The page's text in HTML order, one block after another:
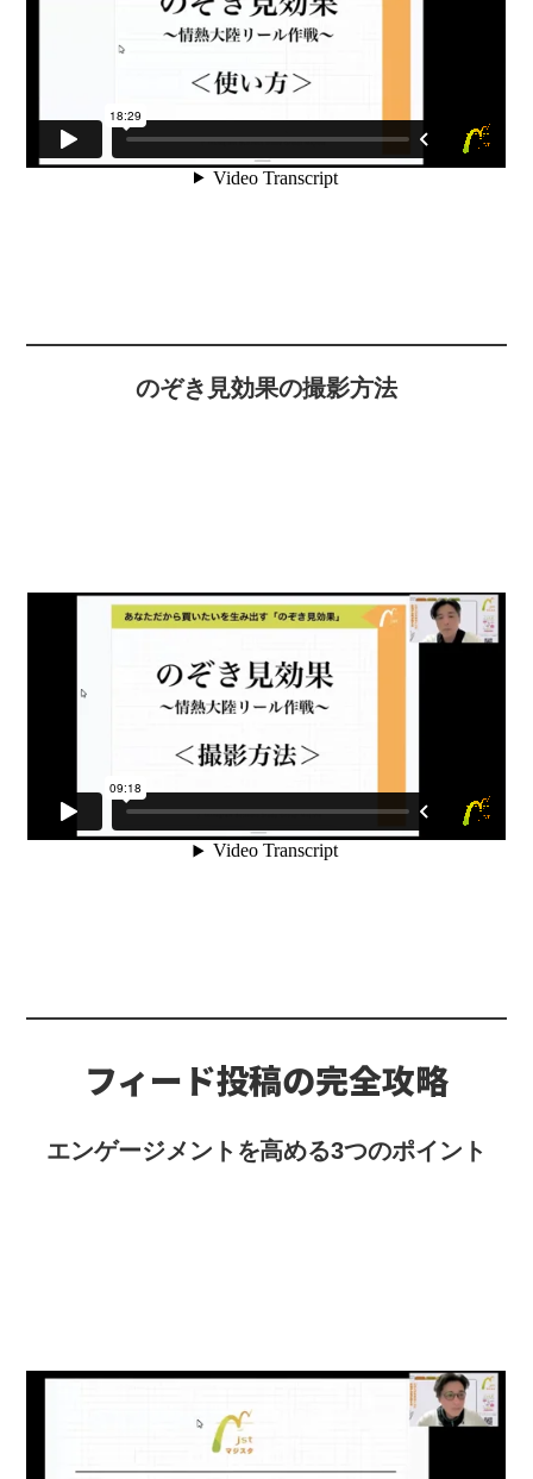
のぞき見効果の撮影方法
フィード投稿の完全攻略
エンゲージメントを高める3つのポイント